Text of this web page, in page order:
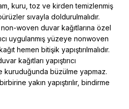
kuru, toz ve kirden temizlenmiş
sıvayla doldurulmalıdır.
woven duvar kağıtlarına özel
uygulanmış yüzeye nonwoven
hemen bitişik yapıştırılmalıdır.
kağıtları yapıştırıcı
kuruduğunda büzülme yapmaz.
yakın yapıştırılır, bindirme